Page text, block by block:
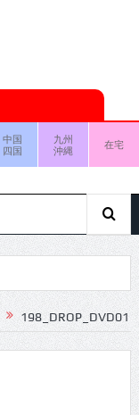
中国
四国
九州
沖縄
在宅
198_DROP_DVD01